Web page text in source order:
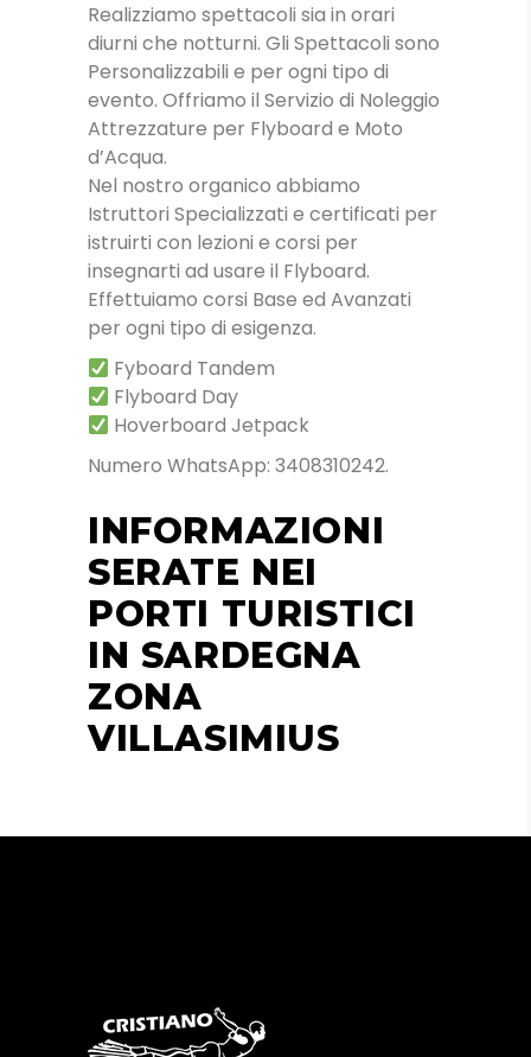
Realizziamo spettacoli sia in orari
diurni che notturni. Gli Spettacoli sono
Personalizzabili e per ogni tipo di
evento. Offriamo il Servizio di Noleggio
Attrezzature per Flyboard e Moto
d’Acqua.
Nel nostro organico abbiamo
Istruttori Specializzati e certificati per
istruirti con lezioni e corsi per
insegnarti ad usare il Flyboard.
Effettuiamo corsi Base ed Avanzati
per ogni tipo di esigenza.
Fyboard Tandem
Flyboard Day
Hoverboard Jetpack
Numero WhatsApp: 3408310242.
INFORMAZIONI
SERATE NEI
PORTI TURISTICI
IN SARDEGNA
ZONA
VILLASIMIUS